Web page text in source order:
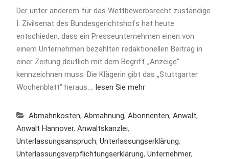
Der unter anderem für das Wettbewerbsrecht zuständige
I. Zivilsenat des Bundesgerichtshofs hat heute
entschieden, dass ein Presseunternehmen einen von
einem Unternehmen bezahlten redaktionellen Beitrag in
einer Zeitung deutlich mit dem Begriff „Anzeige“
kennzeichnen muss. Die Klägerin gibt das „Stuttgarter
Wochenblatt“ heraus.… lesen Sie mehr
Abmahnkosten, Abmahnung, Abonnenten, Anwalt,
Anwalt Hannover, Anwaltskanzlei,
Unterlassungsanspruch, Unterlassungserklärung,
Unterlassungsverpflichtungserklärung, Unternehmer,